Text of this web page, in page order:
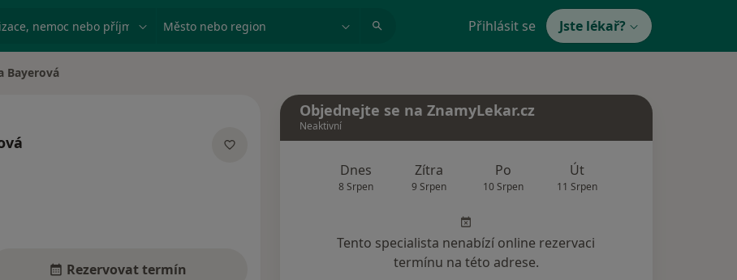
nemoc nebo příjmení Město nebo region Přihlásit se Jste lékař?
Bayerová
Rezervovat termín
Objednejte se na ZnamyLekar.cz
Neaktivní
Dnes
8 Srpen
Zítra
9 Srpen
Po
10 Srpen
Út
11 Srpen
Tento specialista nenabízí online rezervaci
termínu na této adrese.